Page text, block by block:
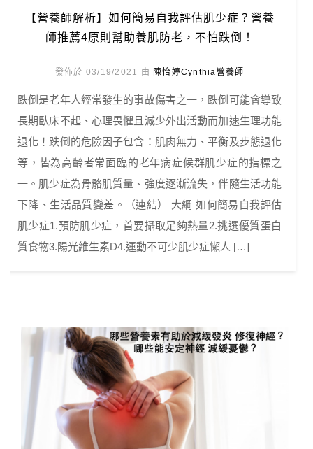
【營養師解析】如何簡易自我評估肌少症？營養
師推薦4原則幫助養肌防老，不怕跌倒！
發佈於 03/19/2021 由 陳怡婷Cynthia營養師
跌倒是老年人經常發生的事故傷害之一，跌倒可能會導致
長期臥床不起、心理畏懼且減少外出活動而加速生理功能
退化！跌倒的危險因子包含：肌肉無力、平衡及步態退化
等，皆為高齡者常面臨的老年病症候群肌少症的指標之
一。肌少症為骨骼肌質量、強度逐漸流失，伴隨生活功能
下降、生活品質變差。（連結） 大綱 如何簡易自我評估
肌少症1.預防肌少症，首要攝取足夠熱量2.挑選優質蛋白
質食物3.陽光維生素D4.運動不可少肌少症懶人 […]